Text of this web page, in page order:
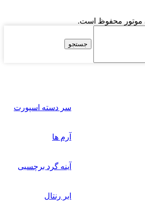
موتور محفوظ است.
جستجو
سر دسته اسپورت
آرم ها
آینه گرد برچسبی
ابر رنتال